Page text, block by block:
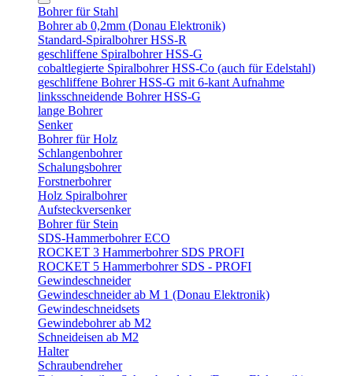
Bohrer für Stahl
Bohrer ab 0,2mm (Donau Elektronik)
Standard-Spiralbohrer HSS-R
geschliffene Spiralbohrer HSS-G
cobaltlegierte Spiralbohrer HSS-Co (auch für Edelstahl)
geschliffene Bohrer HSS-G mit 6-kant Aufnahme
linksschneidende Bohrer HSS-G
lange Bohrer
Senker
Bohrer für Holz
Schlangenbohrer
Schalungsbohrer
Forstnerbohrer
Holz Spiralbohrer
Aufsteckversenker
Bohrer für Stein
SDS-Hammerbohrer ECO
ROCKET 3 Hammerbohrer SDS PROFI
ROCKET 5 Hammerbohrer SDS - PROFI
Gewindeschneider
Gewindeschneider ab M 1 (Donau Elektronik)
Gewindeschneidsets
Gewindebohrer ab M2
Schneideisen ab M2
Halter
Schraubendreher